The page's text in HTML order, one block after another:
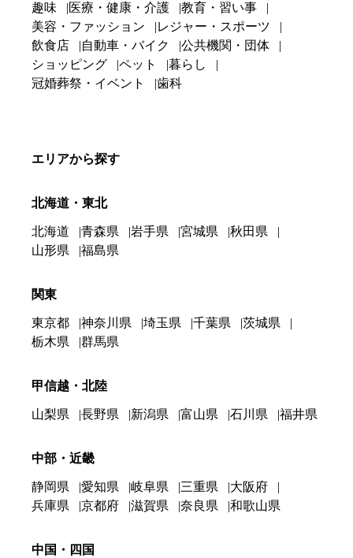
趣味
医療・健康・介護
教育・習い事
美容・ファッション
レジャー・スポーツ
飲食店
自動車・バイク
公共機関・団体
ショッピング
ペット
暮らし
冠婚葬祭・イベント
歯科
エリアから探す
北海道・東北
北海道 青森県 岩手県 宮城県
秋田県
山形県
福島県
関東
東京都 神奈川県 埼玉県 千葉県
茨城県
栃木県
群馬県
甲信越・北陸
山梨県 長野県 新潟県 富山県 石川県 福井県
中部・近畿
静岡県 愛知県 岐阜県 三重県
大阪府
兵庫県
京都府 滋賀県 奈良県 和歌山県
中国・四国